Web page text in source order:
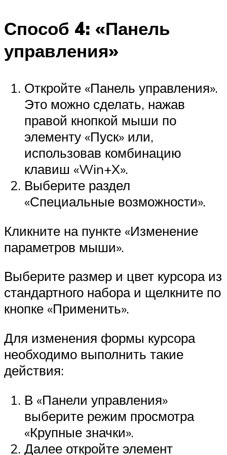
Способ 4: «Панель
управления»
Откройте «Панель управления».
Это можно сделать, нажав
правой кнопкой мыши по
элементу «Пуск» или,
использовав комбинацию
клавиш «Win+X».
Выберите раздел
«Специальные возможности».
Кликните на пункте «Изменение
параметров мыши».
Выберите размер и цвет курсора из
стандартного набора и щелкните по
кнопке «Применить».
Для изменения формы курсора
необходимо выполнить такие
действия:
В «Панели управления»
выберите режим просмотра
«Крупные значки».
Далее откройте элемент